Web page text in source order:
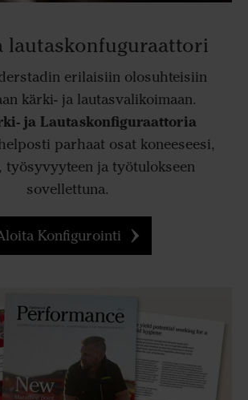
lautaskonfuguraattori
erilaisiin olosuhteisiin
kärki- ja lautasvalikoimaan.
ja Lautaskonfiguraattoria
parhaat osat koneeseesi,
työsyvyyteen ja työtulokseen
sovellettuna.
Konfigurointi